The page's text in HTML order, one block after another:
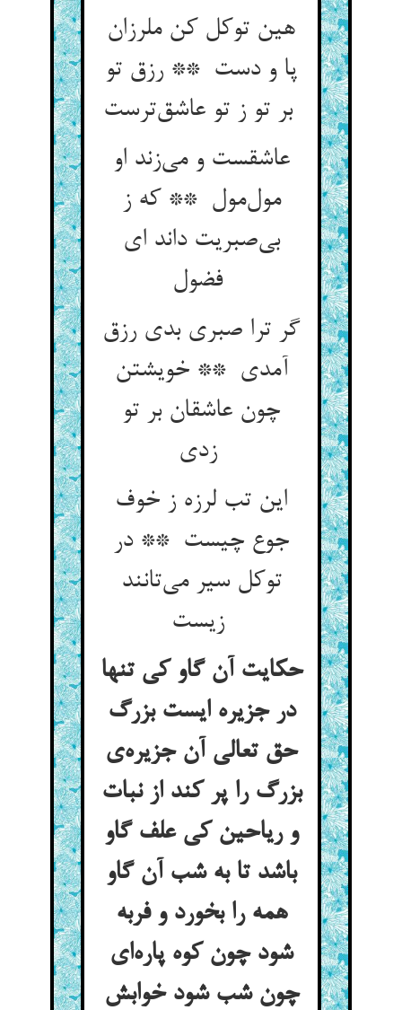
هین توکل کن ملرزان
پا و دست ** رزق تو
بر تو ز تو عاشق‌ترست
عاشقست و می‌زند او
مول‌مول ** که ز
بی‌صبریت داند ای
فضول
گر ترا صبری بدی رزق
آمدی ** خویشتن
چون عاشقان بر تو
زدی
این تب لرزه ز خوف
جوع چیست ** در
توکل سیر می‌تانند
زیست
حکایت آن گاو کی تنها
در جزیره ایست بزرگ
حق تعالی آن جزیره‌ی
بزرگ را پر کند از نبات
و ریاحین کی علف گاو
باشد تا به شب آن گاو
همه را بخورد و فربه
شود چون کوه پاره‌ای
چون شب شود خوابش